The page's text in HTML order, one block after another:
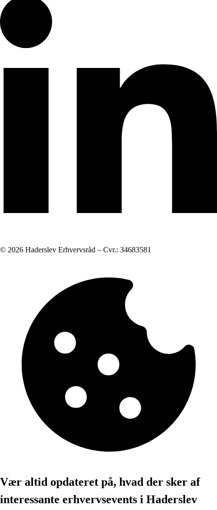
© 2026 Haderslev Erhvervsråd – Cvr.: 34683581
Vær altid opdateret på, hvad der sker af
interessante erhvervsevents i Haderslev